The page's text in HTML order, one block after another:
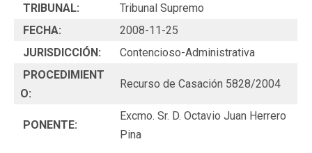
TRIBUNAL:
Tribunal Supremo
FECHA:
2008-11-25
JURISDICCIÓN:
Contencioso-Administrativa
PROCEDIMIENT
O:
Recurso de Casación 5828/2004
PONENTE:
Excmo. Sr. D. Octavio Juan Herrero
Pina